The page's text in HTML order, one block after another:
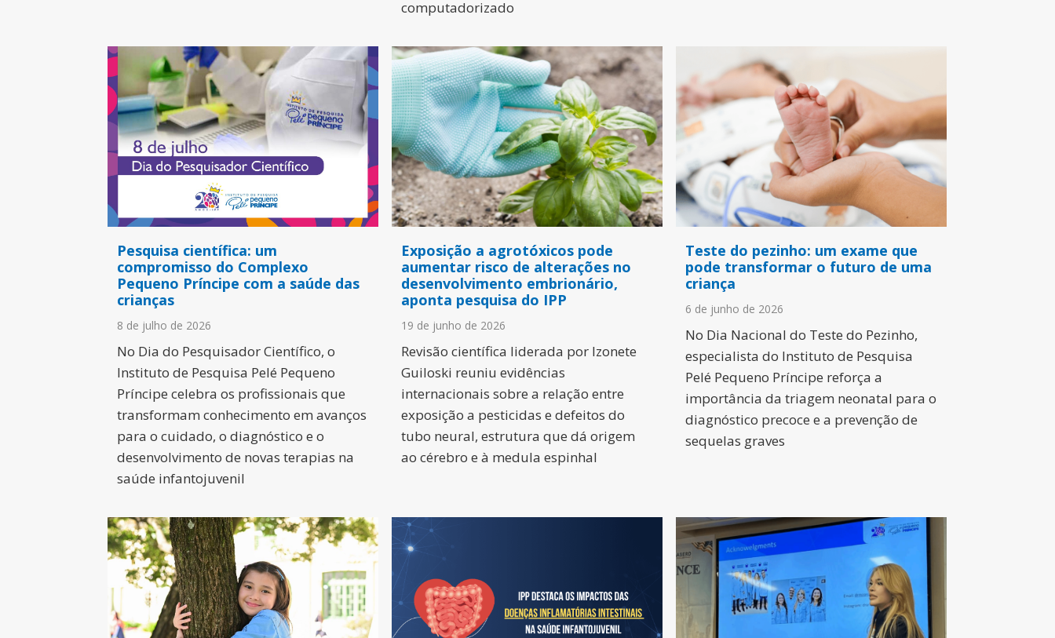
computadorizado
Pesquisa científica: um
compromisso do Complexo
Pequeno Príncipe com a saúde das
crianças
8 de julho de 2026
No Dia do Pesquisador Científico, o
Instituto de Pesquisa Pelé Pequeno
Príncipe celebra os profissionais que
transformam conhecimento em avanços
para o cuidado, o diagnóstico e o
desenvolvimento de novas terapias na
saúde infantojuvenil
Exposição a agrotóxicos pode
aumentar risco de alterações no
desenvolvimento embrionário,
aponta pesquisa do IPP
19 de junho de 2026
Revisão científica liderada por Izonete
Guiloski reuniu evidências
internacionais sobre a relação entre
exposição a pesticidas e defeitos do
tubo neural, estrutura que dá origem
ao cérebro e à medula espinhal
Teste do pezinho: um exame que
pode transformar o futuro de uma
criança
6 de junho de 2026
No Dia Nacional do Teste do Pezinho,
especialista do Instituto de Pesquisa
Pelé Pequeno Príncipe reforça a
importância da triagem neonatal para o
diagnóstico precoce e a prevenção de
sequelas graves